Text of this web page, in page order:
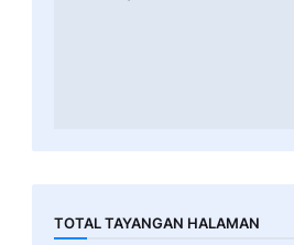
TOTAL TAYANGAN HALAMAN